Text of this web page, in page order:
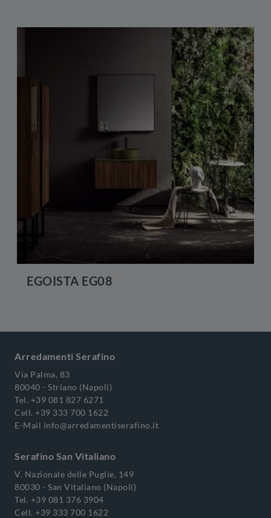
EGOISTA EG08
Arredamenti Serafino
Via Palma, 83
80040 - Striano (Napoli)
Tel. +39 081 827 6271
Cell. +39 333 700 1622
E-Mail info@arredamentiserafino.it
Serafino San Vitaliano
V. Nazionale delle Puglie, 149
80030 - San Vitaliano (Napoli)
Tel. +39 081 376 3904
Cell. +39 333 700 1622